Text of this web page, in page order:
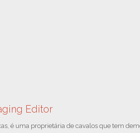
Editor
é uma proprietária de cavalos que tem